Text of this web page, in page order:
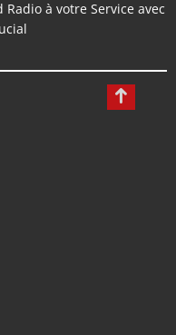
Radio à votre Service avec